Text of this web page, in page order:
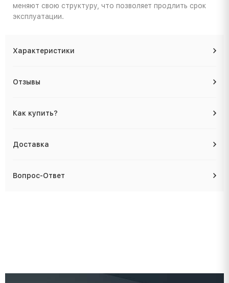
меняют свою структуру, что позволяет продлить срок
эксплуатации.
Характеристики
Отзывы
Как купить?
Доставка
Вопрос-Ответ